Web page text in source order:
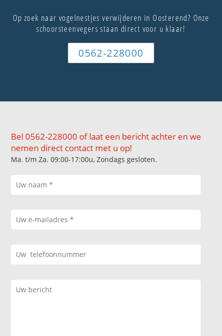
Op zoek naar vogelnestjes verwijderen in Oosterend? Onze
schoorsteenvegers staan direct voor u klaar!
0562-228000
Bel 0562-228000 of laat een bericht achter en we
nemen direct contact met u op!
Ma. t/m Za. 09:00-17:00u, Zondags gesloten.